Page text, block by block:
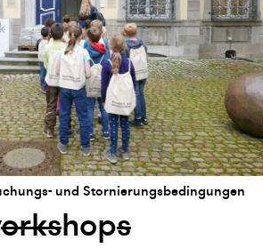
und Stornierungsbedingungen
orkshops